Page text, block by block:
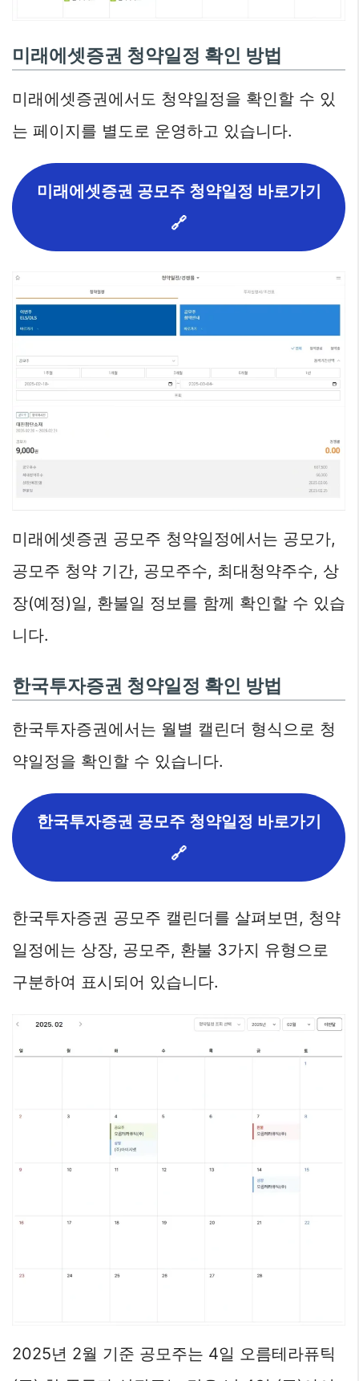
미래에셋증권 청약일정 확인 방법
미래에셋증권에서도 청약일정을 확인할 수 있
는 페이지를 별도로 운영하고 있습니다.
미래에셋증권 공모주 청약일정 바로가기
🔗
미래에셋증권 공모주 청약일정에서는 공모가,
공모주 청약 기간, 공모주수, 최대청약주수, 상
장(예정)일, 환불일 정보를 함께 확인할 수 있습
니다.
한국투자증권 청약일정 확인 방법
한국투자증권에서는 월별 캘린더 형식으로 청
약일정을 확인할 수 있습니다.
한국투자증권 공모주 청약일정 바로가기
🔗
한국투자증권 공모주 캘린더를 살펴보면, 청약
일정에는 상장, 공모주, 환불 3가지 유형으로
구분하여 표시되어 있습니다.
2025년 2월 기준 공모주는 4일 오름테라퓨틱